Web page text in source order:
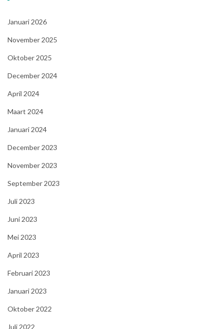
Januari 2026
November 2025
Oktober 2025
December 2024
April 2024
Maart 2024
Januari 2024
December 2023
November 2023
September 2023
Juli 2023
Juni 2023
Mei 2023
April 2023
Februari 2023
Januari 2023
Oktober 2022
Juli 2022